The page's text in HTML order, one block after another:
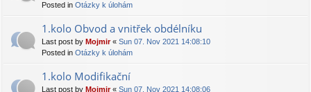
Posted in Otázky k úlohám
1.kolo Obvod a vnitřek obdélníku
Last post by Mojmir« Sun 07. Nov 2021 14:08:10
Posted in Otázky k úlohám
1.kolo Modifikační
Last post by Mojmir« Sun 07. Nov 2021 14:08:06